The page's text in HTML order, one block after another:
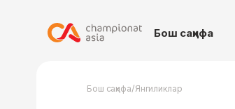
Бош саҳифа
Бош саҳифа/Янгиликлар